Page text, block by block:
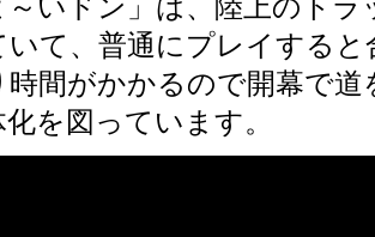
～いドン」は、陸上のト
いて、普通にプレイする
時間がかかるので開幕で道
を図ってい­ます。